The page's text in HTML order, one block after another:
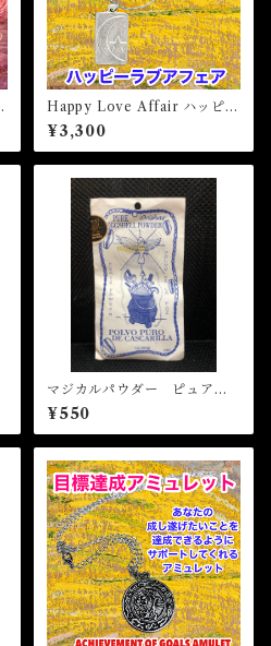
Happy Love Affair ハッピー
ラブアフェア 白魔術アミュ
レット
¥3,300
マジカルパウダー ピュアエ
エッグシェル Magical Pod
er PURE EGGSHELL
¥550